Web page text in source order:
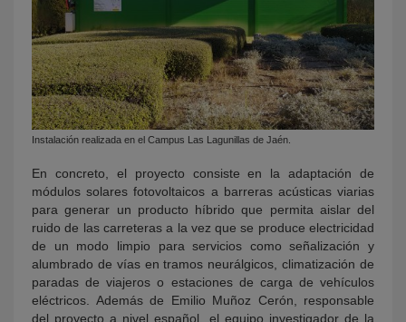
Instalación realizada en el Campus Las Lagunillas de Jaén.
En concreto, el proyecto consiste en la adaptación de
módulos solares fotovoltaicos a barreras acústicas viarias
para generar un producto híbrido que permita aislar del
ruido de las carreteras a la vez que se produce electricidad
de un modo limpio para servicios como señalización y
alumbrado de vías en tramos neurálgicos, climatización de
paradas de viajeros o estaciones de carga de vehículos
eléctricos. Además de Emilio Muñoz Cerón, responsable
del proyecto a nivel español, el equipo investigador de la